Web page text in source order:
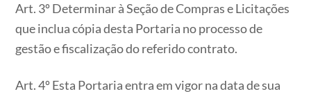
Art. 3º Determinar à Seção de Compras e Licitações
que inclua cópia desta Portaria no processo de
gestão e fiscalização do referido contrato.
Art. 4º Esta Portaria entra em vigor na data de sua